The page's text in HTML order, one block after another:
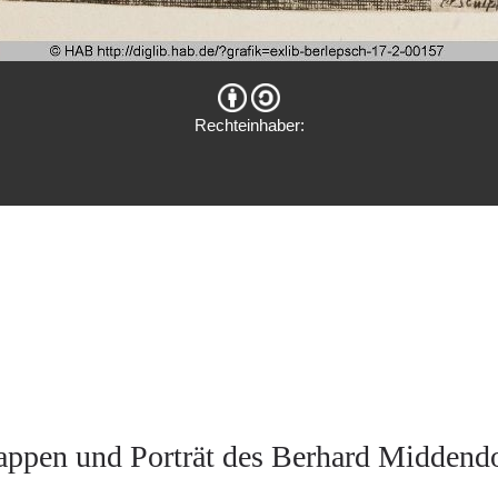
Rechteinhaber:
und Porträt des Berhard